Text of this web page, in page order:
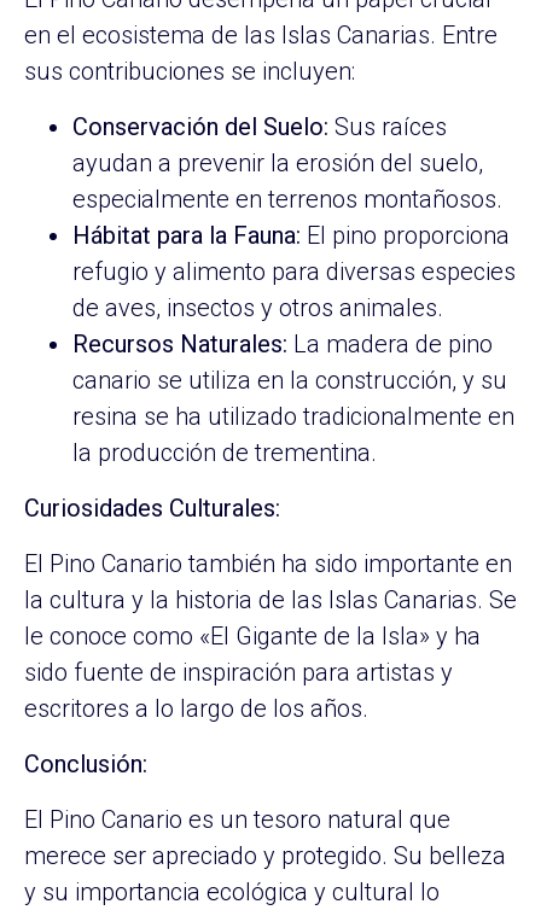
en el ecosistema de las Islas Canarias. Entre
sus contribuciones se incluyen:
Conservación del Suelo: Sus raíces
ayudan a prevenir la erosión del suelo,
especialmente en terrenos montañosos.
Hábitat para la Fauna: El pino proporciona
refugio y alimento para diversas especies
de aves, insectos y otros animales.
Recursos Naturales: La madera de pino
canario se utiliza en la construcción, y su
resina se ha utilizado tradicionalmente en
la producción de trementina.
Curiosidades Culturales:
El Pino Canario también ha sido importante en
la cultura y la historia de las Islas Canarias. Se
le conoce como «El Gigante de la Isla» y ha
sido fuente de inspiración para artistas y
escritores a lo largo de los años.
Conclusión:
El Pino Canario es un tesoro natural que
merece ser apreciado y protegido. Su belleza
y su importancia ecológica y cultural lo